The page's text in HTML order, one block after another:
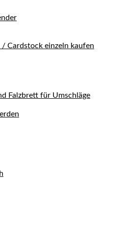
/ Cardstock einzeln kaufen
Falzbrett für Umschläge